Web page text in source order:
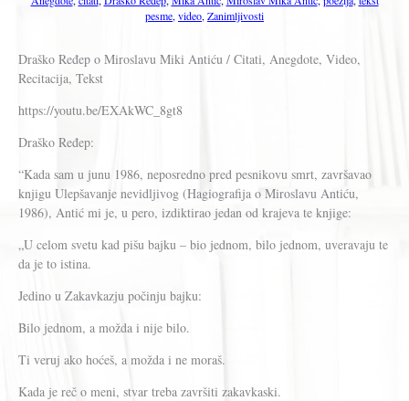
pesme, video, Zanimljivosti
Draško Ređep o Miroslavu Miki Antiću / Citati, Anegdote, Video,
Recitacija, Tekst
https://youtu.be/EXAkWC_8gt8
Draško Ređep:
“Kada sam u junu 1986, neposredno pred pesnikovu smrt, završavao
knjigu Ulepšavanje nevidljivog (Hagiografija o Miroslavu Antiću,
1986), Antić mi je, u pero, izdiktirao jedan od krajeva te knjige:
„U celom svetu kad pišu bajku – bio jednom, bilo jednom, uveravaju te
da je to istina.
Jedino u Zakavkazju počinju bajku:
Bilo jednom, a možda i nije bilo.
Ti veruj ako hoćeš, a možda i ne moraš.
Kada je reč o meni, stvar treba završiti zakavkaski.